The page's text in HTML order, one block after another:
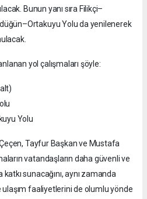
Bunun yanı sıra Filikçi–
Yolu da yenilenerek
yol çalışmaları şöyle:
Yolu
Tayfur Başkan ve Mustafa
vatandaşların daha güvenli ve
sunacağını, aynı zamanda
faaliyetlerini de olumlu yönde